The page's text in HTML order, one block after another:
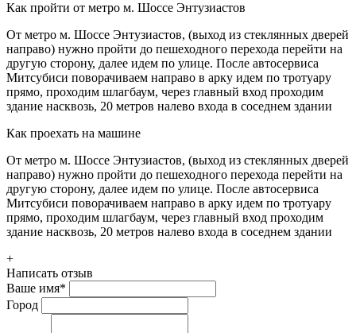
Как пройти от метро м. Шоссе Энтузиастов
От метро м. Шоссе Энтузиастов, (выход из стеклянных дверей
направо) нужно пройти до пешеходного перехода перейти на
другую сторону, далее идем по улице. После автосервиса
Митсубиси поворачиваем направо в арку идем по тротуару
прямо, проходим шлагбаум, через главный вход проходим
здание насквозь, 20 метров налево входа в соседнем здании
Как проехать на машине
От метро м. Шоссе Энтузиастов, (выход из стеклянных дверей
направо) нужно пройти до пешеходного перехода перейти на
другую сторону, далее идем по улице. После автосервиса
Митсубиси поворачиваем направо в арку идем по тротуару
прямо, проходим шлагбаум, через главный вход проходим
здание насквозь, 20 метров налево входа в соседнем здании
+
Написать отзыв
Ваше имя*
Город